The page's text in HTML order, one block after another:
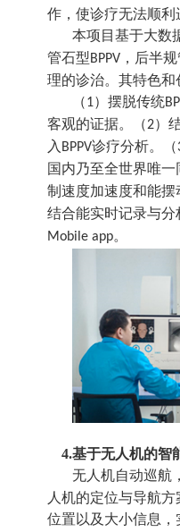
作，使诊疗无法顺利
本项目基于大数
管石型BPPV ，后半
理的诊治。其特色和
（1）摆脱传统
客观的证据。（2）
入 BPPV诊疗分析。（
国内乃至全世界唯
制速度加速度和能
结合能实时记录与
Mobile app。
4.基于无人机的智
无人机自动巡航
人机的定位与导航
位置以及大小信息